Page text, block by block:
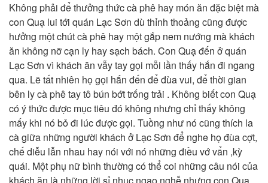
Không phải để thưởng thức cà phê hay món ăn đặc biệt mà
con Quạ lui tới quán Lạc Sơn dù thỉnh thoảng cũng được
hưởng một chút cà phê hay một gắp nem nướng mà khách
ăn không nỡ cạn ly hay sạch bách. Con Quạ đến ở quán
Lạc Sơn vì khách ăn vẫy tay gọi mỗi lần thấy hắn đi ngang
qua. Lẽ tất nhiên họ gọi hắn đến để đùa vui, để thời gian
bên ly cà phê tay tô bún bớt trống trải . Không biết con Quạ
có ý thức được mục tiêu đó không nhưng chỉ thấy không
mấy khi nó bỏ đi lúc được gọi. Tuồng như nó cũng thích la
cà giữa những người khách ở Lạc Sơn để nghe họ đùa cợt,
chế diễu lẫn nhau hay nói với nó những điều vớ vẩn ,kỳ
quái. Một phụ nữ bình thường có thể coi những câu nói của